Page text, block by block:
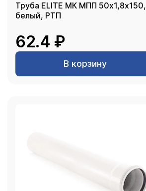
Труба ELITE МК МПП 50х1,8х150,
белый, РТП
62.4 ₽
В корзину